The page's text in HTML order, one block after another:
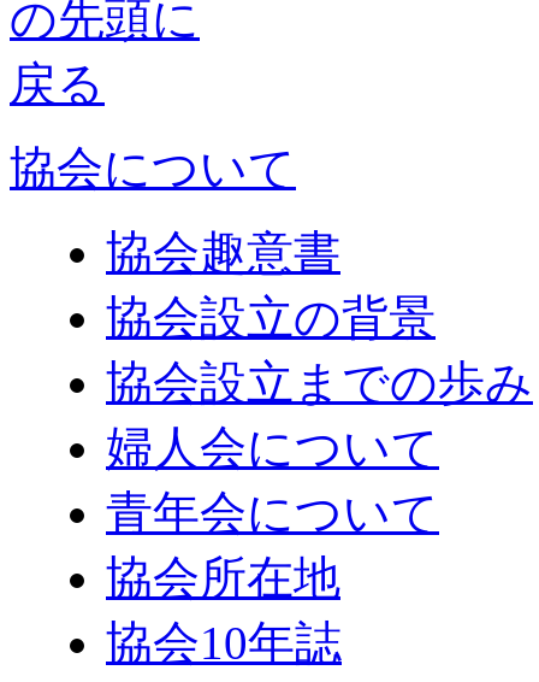
協会について
協会趣意書
協会設立の背景
協会設立までの歩み
婦人会について
青年会について
協会所在地
協会10年誌